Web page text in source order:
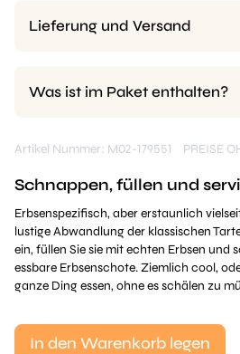
Lieferung und Versand
Was ist im Paket enthalten?
Artikel Nummer: M02-179551 PREISE
Schnappen, füllen und
Erbsenspezifisch, aber erstaunlich
lustige Abwandlung der klassischen
ein, füllen Sie sie mit echten Erbsen und
essbare Erbsenschote. Ziemlich cool,
ganze Ding essen, ohne es schälen zu
In den Warenkorb legen